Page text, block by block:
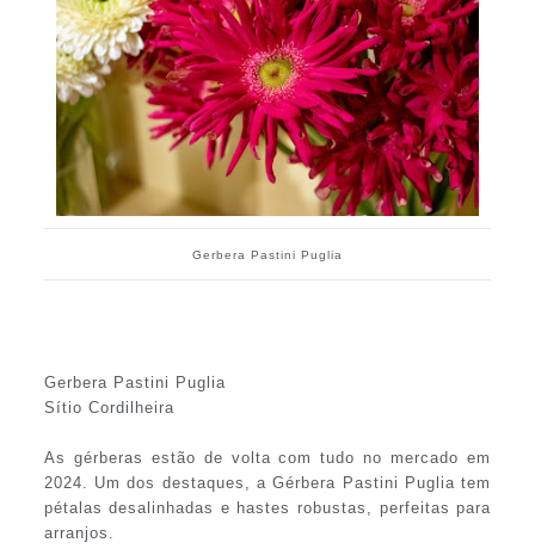
Gerbera Pastini Puglia
Gerbera Pastini Puglia
Sítio Cordilheira
As gérberas estão de volta com tudo no mercado em
2024. Um dos destaques, a Gérbera Pastini Puglia tem
pétalas desalinhadas e hastes robustas, perfeitas para
arranjos.